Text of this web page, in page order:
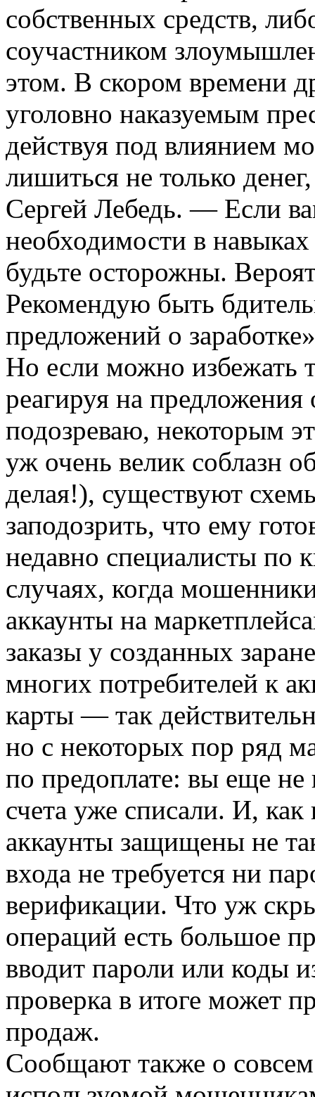
собственных средств,
соучастником
этом. В скором времени
уголовно наказуемым
действуя под влиянием
лишиться не только
Сергей Лебедь. — Если
необходимости в
будьте осторожны.
Рекомендую быть
предложений о
Но если можно избежать
реагируя на предложения
подозреваю, некоторым
уж очень велик соблазн
делая!), существуют
заподозрить, что ему
недавно специалисты по
случаях, когда
аккаунты на
заказы у созданных
многих потребителей к
карты — так
но с некоторых пор ряд
по предоплате: вы еще не
счета уже списали. И,
аккаунты защищены не
входа не требуется ни
верификации. Что уж
операций есть большое
вводит пароли или коды
проверка в итоге может
продаж.
Сообщают также о